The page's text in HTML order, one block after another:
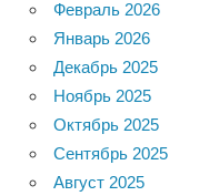
Февраль 2026
Январь 2026
Декабрь 2025
Ноябрь 2025
Октябрь 2025
Сентябрь 2025
Август 2025